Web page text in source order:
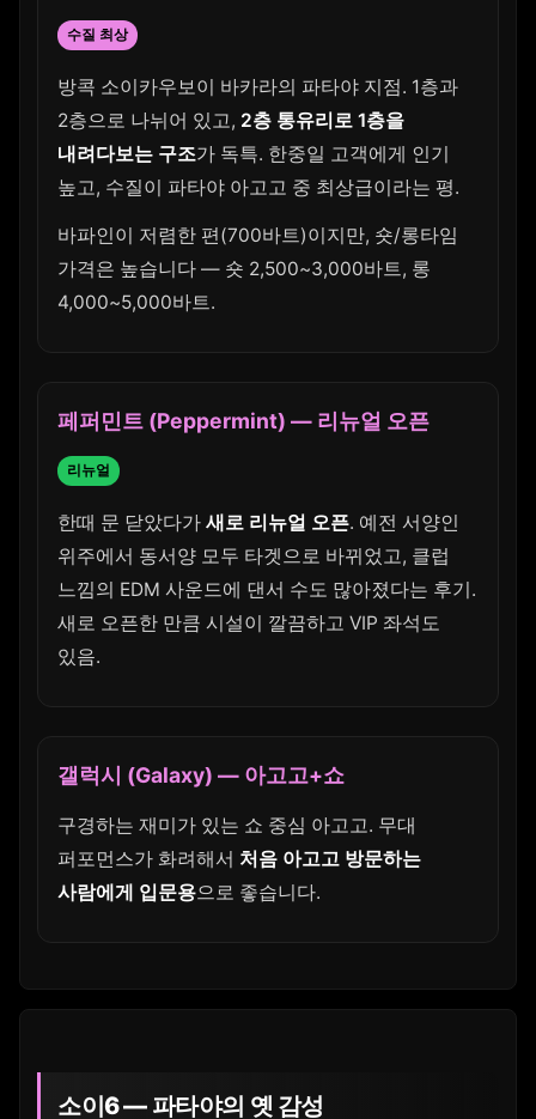
수질 최상
방콕 소이카우보이 바카라의 파타야 지점. 1층과
2층으로 나뉘어 있고, 2층 통유리로 1층을
내려다보는 구조가 독특. 한중일 고객에게 인기
높고, 수질이 파타야 아고고 중 최상급이라는 평.
바파인이 저렴한 편(700바트)이지만, 숏/롱타임
가격은 높습니다 — 숏 2,500~3,000바트, 롱
4,000~5,000바트.
페퍼민트 (Peppermint) — 리뉴얼 오픈
리뉴얼
한때 문 닫았다가 새로 리뉴얼 오픈. 예전 서양인
위주에서 동서양 모두 타겟으로 바뀌었고, 클럽
느낌의 EDM 사운드에 댄서 수도 많아졌다는 후기.
새로 오픈한 만큼 시설이 깔끔하고 VIP 좌석도
있음.
갤럭시 (Galaxy) — 아고고+쇼
구경하는 재미가 있는 쇼 중심 아고고. 무대
퍼포먼스가 화려해서 처음 아고고 방문하는
사람에게 입문용으로 좋습니다.
소이6 — 파타야의 옛 감성